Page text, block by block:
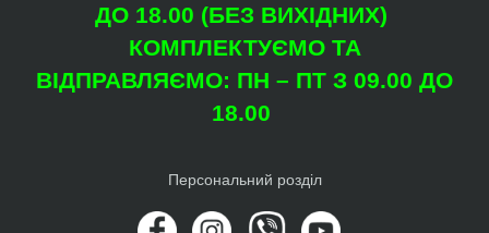
ДО 18.00 (БЕЗ ВИХІДНИХ)
КОМПЛЕКТУЄМО ТА
ВІДПРАВЛЯЄМО: ПН – ПТ З 09.00 ДО
18.00
Персональний розділ